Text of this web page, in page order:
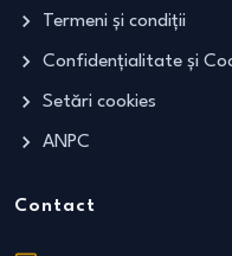
Termeni și condiții
Confidențialitate și
Setări cookies
ANPC
Contact